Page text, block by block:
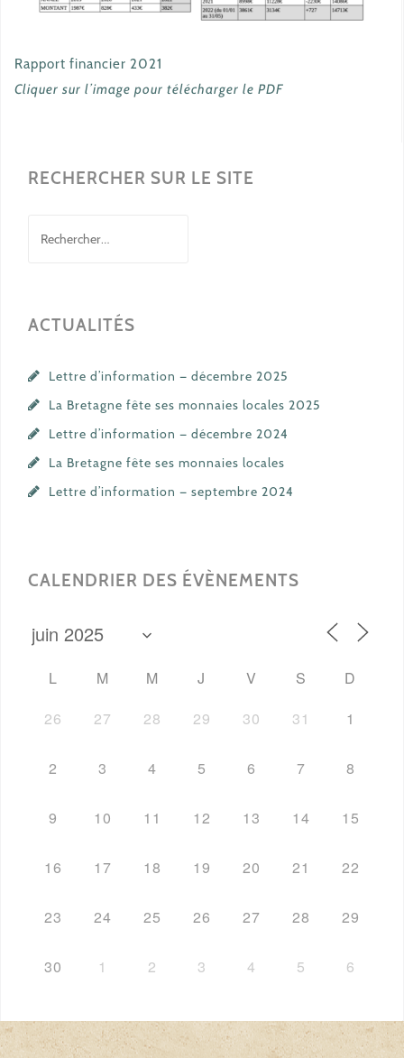
Rapport financier 2021
Cliquer sur l’image pour télécharger le PDF
RECHERCHER SUR LE SITE
ACTUALITÉS
Lettre d’information — décembre 2025
La Bretagne fête ses monnaies locales 2025
Lettre d’information — décembre 2024
La Bretagne fête ses monnaies locales
Lettre d’information — septembre 2024
CALENDRIER DES ÉVÈNEMENTS
L M M J V S
D
26
27 28 29 30 31 1
2 3 4 5 6 7 8
9 10 11 12 13 14 15
16 17 18 19 20 21 22
23 24 25 26 27 28 29
30 1 2 3 4 5 6